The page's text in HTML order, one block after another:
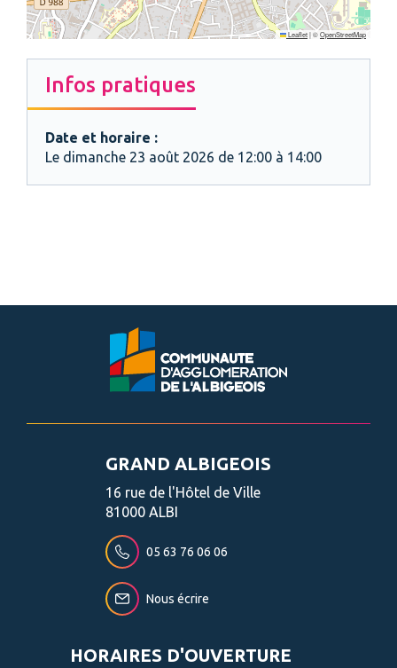
Leaflet|©OpenStreetMap
Infos pratiques
Date et horaire :
Le dimanche 23 août 2026 de 12:00 à 14:00
GRAND ALBIGEOIS
16 rue de l'Hôtel de Ville
81000 ALBI
05 63 76 06 06
Nous écrire
HORAIRES D'OUVERTURE